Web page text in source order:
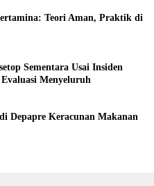
Teori Aman, Praktik di
Sementara Usai Insiden
Menyeluruh
Depapre Keracunan Makanan